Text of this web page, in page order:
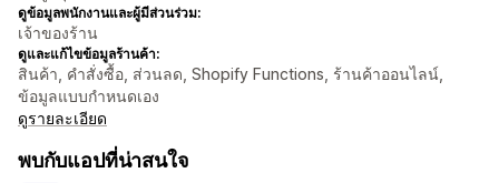
ดูข้อมูลพนักงานและผู้มีส่วนร่วม:
เจ้าของร้าน
ดูและแก้ไขข้อมูลร้านค้า:
สินค้า, คำสั่งซื้อ, ส่วนลด, Shopify Functions, ร้านค้าออนไลน์,
ข้อมูลแบบกำหนดเอง
ดูรายละเอียด
พบกับแอปที่น่าสนใจ